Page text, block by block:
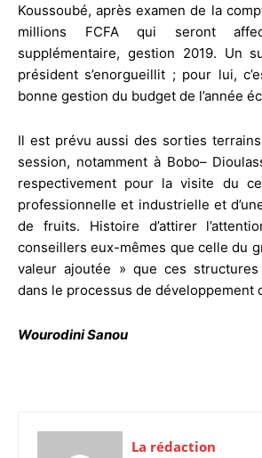
Koussoubé, après examen de la
millions FCFA qui seront
supplémentaire, gestion 2019. Un
président s’enorgueillit ; pour lui,
bonne gestion du budget de l’année
Il est prévu aussi des sorties
session, notamment à Bobo–
respectivement pour la visite du
professionnelle et industrielle et
de fruits. Histoire d’attirer
conseillers eux-mêmes que celle du
valeur ajoutée » que ces
dans le processus de développement
Wourodini Sanou
La rédaction